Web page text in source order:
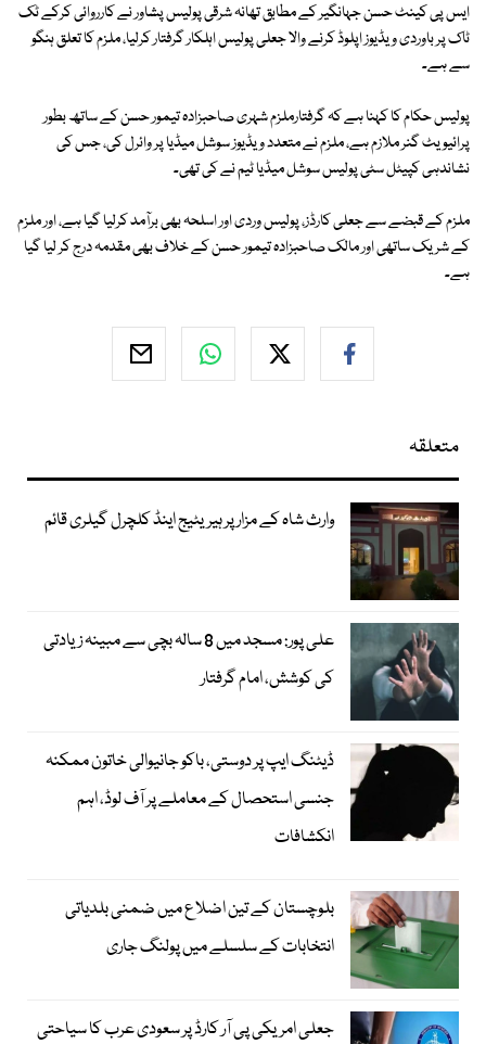
ایس پی کینٹ حسن جہانگیر کے مطابق تھانہ شرقی پولیس پشاور نے کارروائی کرکے ٹک
ٹاک پر باوردی ویڈیوز اپلوڈ کرنے والا جعلی پولیس اہلکار گرفتار کرلیا، ملزم کا تعلق ہنگو
سے ہے۔
پولیس حکام کا کہنا ہے کہ گرفتارملزم شہری صاحبزادہ تیمور حسن کے ساتھ بطور
پرائیویٹ گنر ملازم ہے، ملزم نے متعدد ویڈیوز سوشل میڈیا پر وائرل کی، جس کی
نشاندہی کپیٹل سٹی پولیس سوشل میڈیا ٹیم نے کی تھی۔
ملزم کے قبضے سے جعلی کارڈز، پولیس وردی اور اسلحہ بھی برآمد کرلیا گیا ہے، اور ملزم
کے شریک ساتھی اور مالک صاحبزادہ تیمور حسن کے خلاف بھی مقدمہ درج کر لیا گیا
ہے۔
متعلقہ
وارث شاہ کے مزار پر ہیریٹیج اینڈ کلچرل گیلری قائم
علی پور: مسجد میں 8 سالہ بچی سے مبینہ زیادتی
کی کوشش، امام گرفتار
ڈیٹنگ ایپ پر دوستی، باکو جانیوالی خاتون ممکنہ
جنسی استحصال کے معاملے پر آف لوڈ، اہم
انکشافات
بلوچستان کے تین اضلاع میں ضمنی بلدیاتی
انتخابات کے سلسلے میں پولنگ جاری
جعلی امریکی پی آر کارڈ پر سعودی عرب کا سیاحتی